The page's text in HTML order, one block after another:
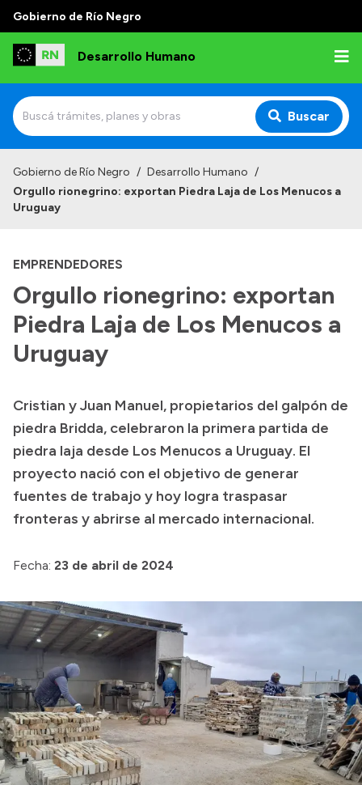
Gobierno de Río Negro
Desarrollo Humano
Buscar
Institucional
Autoridades
Delegaciones
Normativa
Presupuesto
Boletín Oficial
Compras y licitaciones
Consulta de expedientes
Consulta de pago a proveedores
Login
Gobierno de Río Negro / Desarrollo Humano /
Orgullo rionegrino: exportan Piedra Laja de Los Menucos a
Uruguay
EMPRENDEDORES
Orgullo rionegrino: exportan
Piedra Laja de Los Menucos a
Uruguay
Cristian y Juan Manuel, propietarios del galpón de
piedra Bridda, celebraron la primera partida de
piedra laja desde Los Menucos a Uruguay. El
proyecto nació con el objetivo de generar
fuentes de trabajo y hoy logra traspasar
fronteras y abrirse al mercado internacional.
Fecha: 23 de abril de 2024